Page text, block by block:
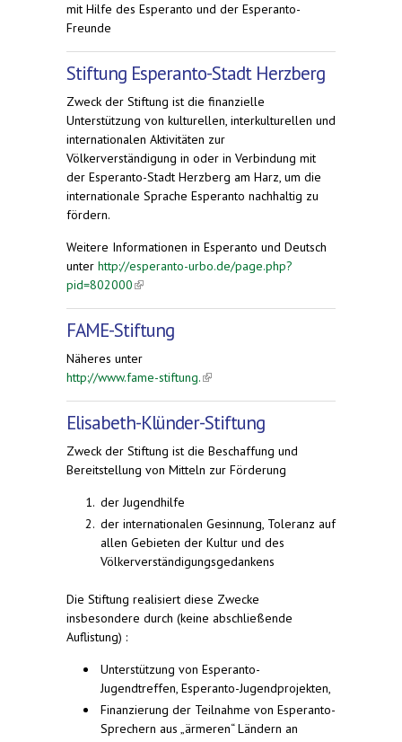
mit Hilfe des Esperanto und der Esperanto-
Freunde
Stiftung Esperanto-Stadt Herzberg
Zweck der Stiftung ist die finanzielle
Unterstützung von kulturellen, interkulturellen und
internationalen Aktivitäten zur
Völkerverständigung in oder in Verbindung mit
der Esperanto-Stadt Herzberg am Harz, um die
internationale Sprache Esperanto nachhaltig zu
fördern.
Weitere Informationen in Esperanto und Deutsch
unter http://esperanto-urbo.de/page.php?
pid=802000(link is external)
FAME-Stiftung
Näheres unter
http://www.fame-stiftung.(link is external)
Elisabeth-Klünder-Stiftung
Zweck der Stiftung ist die Beschaffung und
Bereitstellung von Mitteln zur Förderung
der Jugendhilfe
der internationalen Gesinnung, Toleranz auf
allen Gebieten der Kultur und des
Völkerverständigungsgedankens
Die Stiftung realisiert diese Zwecke
insbesondere durch (keine abschließende
Auflistung) :
Unterstützung von Esperanto-
Jugendtreffen, Esperanto-Jugendprojekten,
Finanzierung der Teilnahme von Esperanto-
Sprechern aus „ärmeren“ Ländern an